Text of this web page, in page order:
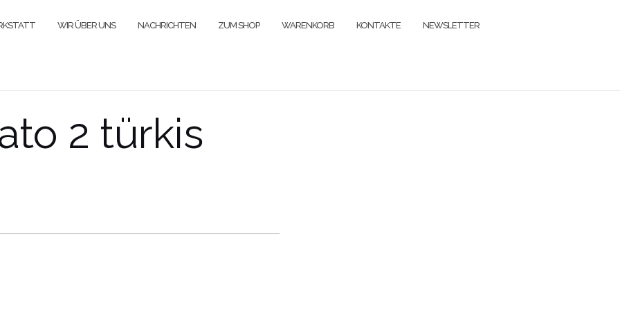
WIR ÜBER UNS NACHRICHTEN ZUM SHOP WARENKORB KONTAKTE NEWSLETTER
2 türkis